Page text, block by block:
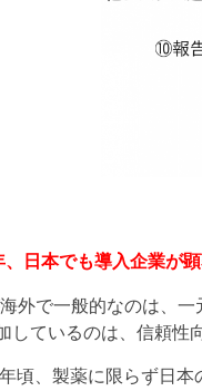
、日本でも導入企業が
外で一般的なのは、一
しているのは、信頼性
頃、製薬に限らず日本